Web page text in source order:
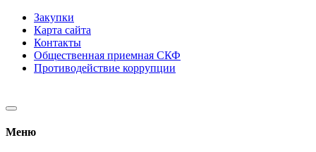
Закупки
Карта сайта
Контакты
Общественная приемная СКФ
Противодействие коррупции
Меню